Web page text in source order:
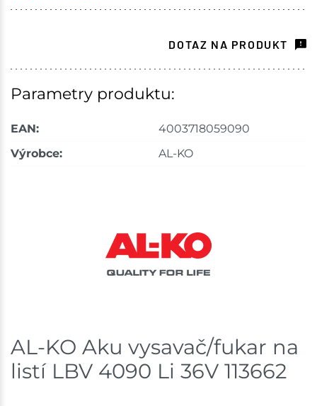
DOTAZ NA PRODUKT
Parametry produktu:
EAN:
4003718059090
Výrobce:
AL-KO
AL-KO Aku vysavač/fukar na
listí LBV 4090 Li 36V 113662